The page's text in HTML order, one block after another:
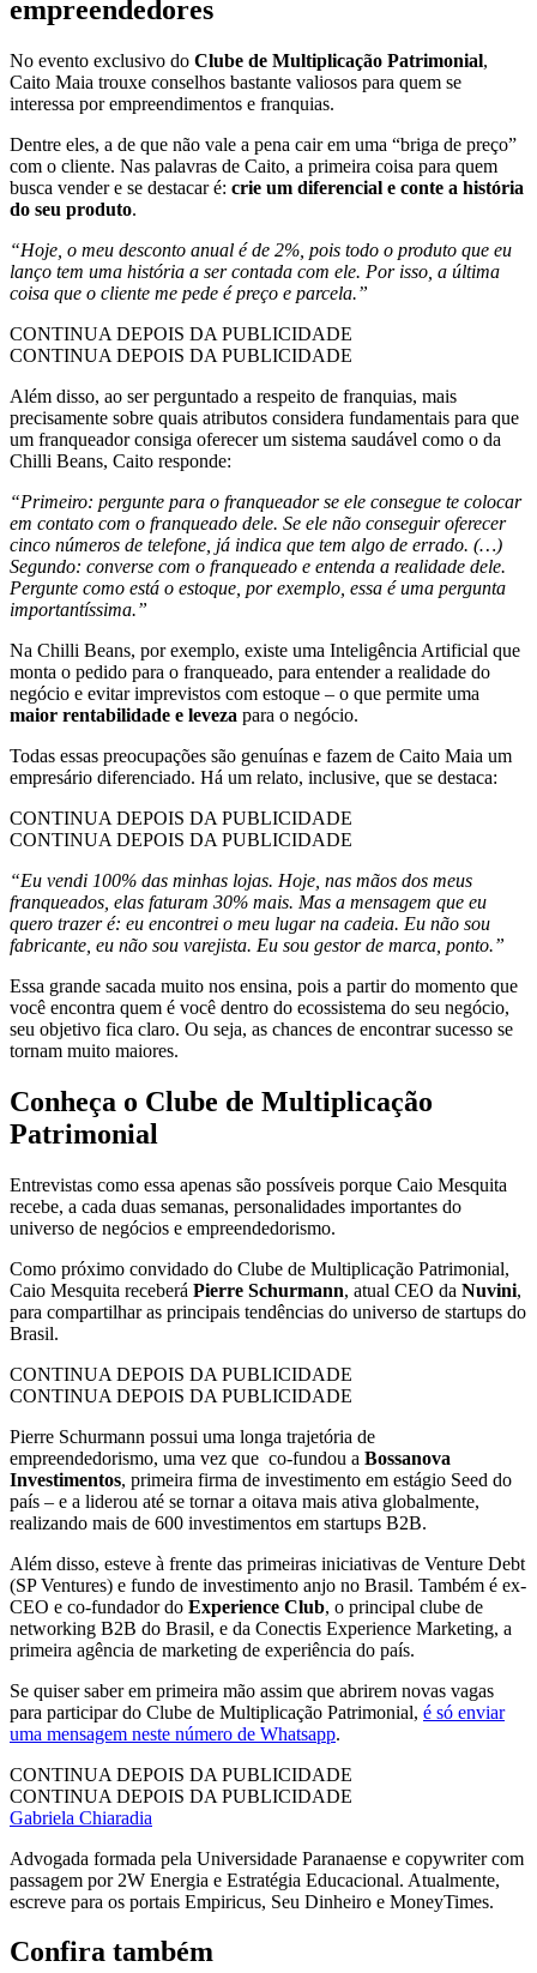
empreendedores
No evento exclusivo do Clube de Multiplicação Patrimonial,
Caito Maia trouxe conselhos bastante valiosos para quem se
interessa por empreendimentos e franquias.
Dentre eles, a de que não vale a pena cair em uma “briga de preço”
com o cliente. Nas palavras de Caito, a primeira coisa para quem
busca vender e se destacar é: crie um diferencial e conte a história
do seu produto.
“Hoje, o meu desconto anual é de 2%, pois todo o produto que eu
lanço tem uma história a ser contada com ele. Por isso, a última
coisa que o cliente me pede é preço e parcela.”
CONTINUA DEPOIS DA PUBLICIDADE
CONTINUA DEPOIS DA PUBLICIDADE
Além disso, ao ser perguntado a respeito de franquias, mais
precisamente sobre quais atributos considera fundamentais para que
um franqueador consiga oferecer um sistema saudável como o da
Chilli Beans, Caito responde:
“Primeiro: pergunte para o franqueador se ele consegue te colocar
em contato com o franqueado dele. Se ele não conseguir oferecer
cinco números de telefone, já indica que tem algo de errado. (…)
Segundo: converse com o franqueado e entenda a realidade dele.
Pergunte como está o estoque, por exemplo, essa é uma pergunta
importantíssima.”
Na Chilli Beans, por exemplo, existe uma Inteligência Artificial que
monta o pedido para o franqueado, para entender a realidade do
negócio e evitar imprevistos com estoque – o que permite uma
maior rentabilidade e leveza para o negócio.
Todas essas preocupações são genuínas e fazem de Caito Maia um
empresário diferenciado. Há um relato, inclusive, que se destaca:
CONTINUA DEPOIS DA PUBLICIDADE
CONTINUA DEPOIS DA PUBLICIDADE
“Eu vendi 100% das minhas lojas. Hoje, nas mãos dos meus
franqueados, elas faturam 30% mais. Mas a mensagem que eu
quero trazer é: eu encontrei o meu lugar na cadeia. Eu não sou
fabricante, eu não sou varejista. Eu sou gestor de marca, ponto.”
Essa grande sacada muito nos ensina, pois a partir do momento que
você encontra quem é você dentro do ecossistema do seu negócio,
seu objetivo fica claro. Ou seja, as chances de encontrar sucesso se
tornam muito maiores.
Conheça o Clube de Multiplicação
Patrimonial
Entrevistas como essa apenas são possíveis porque Caio Mesquita
recebe, a cada duas semanas, personalidades importantes do
universo de negócios e empreendedorismo.
Como próximo convidado do Clube de Multiplicação Patrimonial,
Caio Mesquita receberá Pierre Schurmann, atual CEO da Nuvini,
para compartilhar as principais tendências do universo de startups do
Brasil.
CONTINUA DEPOIS DA PUBLICIDADE
CONTINUA DEPOIS DA PUBLICIDADE
Pierre Schurmann possui uma longa trajetória de
empreendedorismo, uma vez que co-fundou a Bossanova
Investimentos, primeira firma de investimento em estágio Seed do
país – e a liderou até se tornar a oitava mais ativa globalmente,
realizando mais de 600 investimentos em startups B2B.
Além disso, esteve à frente das primeiras iniciativas de Venture Debt
(SP Ventures) e fundo de investimento anjo no Brasil. Também é ex-
CEO e co-fundador do Experience Club, o principal clube de
networking B2B do Brasil, e da Conectis Experience Marketing, a
primeira agência de marketing de experiência do país.
Se quiser saber em primeira mão assim que abrirem novas vagas
para participar do Clube de Multiplicação Patrimonial, é só enviar
uma mensagem neste número de Whatsapp.
CONTINUA DEPOIS DA PUBLICIDADE
CONTINUA DEPOIS DA PUBLICIDADE
Gabriela Chiaradia
Advogada formada pela Universidade Paranaense e copywriter com
passagem por 2W Energia e Estratégia Educacional. Atualmente,
escreve para os portais Empiricus, Seu Dinheiro e MoneyTimes.
Confira também